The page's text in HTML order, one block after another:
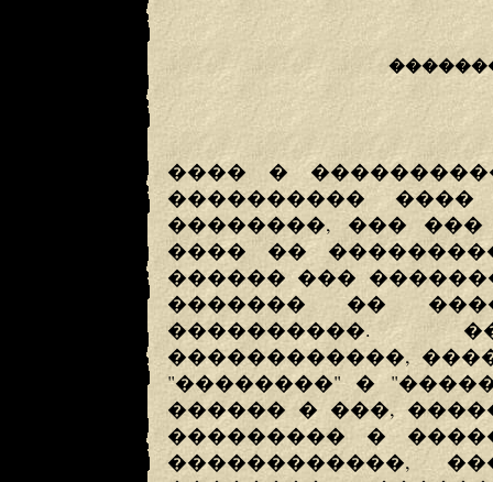
���� �
����������
��������, ���
���� ��
������ ���
������� ��
����������.
������������,
"��������" �
������ � ���,
��������� �
������������,